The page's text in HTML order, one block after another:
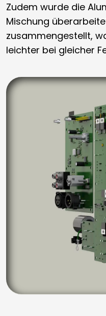
Zudem wurde die
Mischung
zusammengestellt,
leichter bei gleicher